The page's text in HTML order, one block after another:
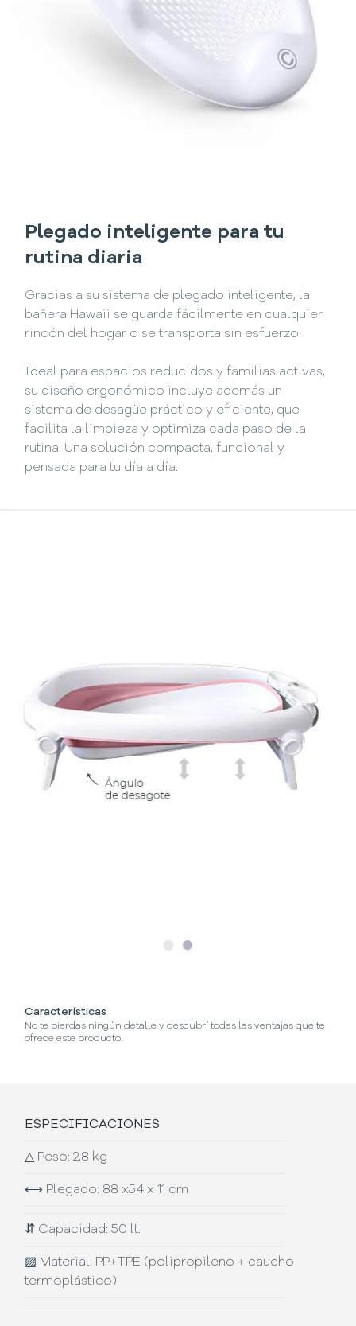
Plegado inteligente para tu
rutina diaria
Gracias a su sistema de plegado inteligente, la
bañera Hawaii se guarda fácilmente en cualquier
rincón del hogar o se transporta sin esfuerzo.
Ideal para espacios reducidos y familias activas,
su diseño ergonómico incluye además un
sistema de desagüe práctico y eficiente, que
facilita la limpieza y optimiza cada paso de la
rutina. Una solución compacta, funcional y
pensada para tu día a día.
SlideSlide
Características
No te pierdas ningún detalle y descubrí todas las ventajas que te
ofrece este producto.
ESPECIFICACIONES
△ Peso: 2,8 kg
⟷ Plegado: 88 x54 x 11 cm
⇵ Capacidad: 50 lt.
▨ Material: PP+TPE (polipropileno + caucho
termoplástico)